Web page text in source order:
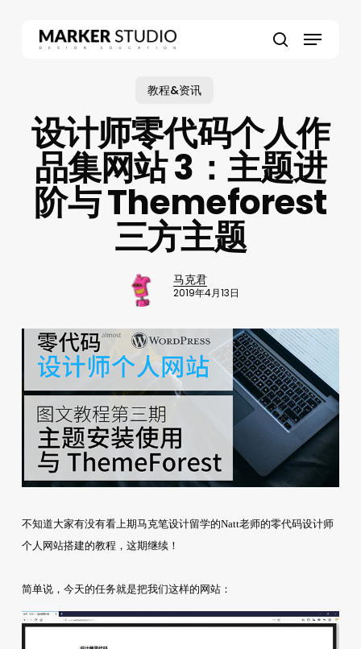
Menu
教程&资讯
设计师零代码个人作
品集网站 3：主题进
阶与 Themeforest
三方主题
马克君
2019年4月13日
不知道大家有没有看上期马克笔设计留学的Natt老师的零代码设计师
个人网站搭建的教程，这期继续！
简单说，今天的任务就是把我们这样的网站：